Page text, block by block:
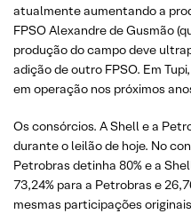
atualmente aumentando a
FPSO Alexandre de Gusmão
produção do campo deve
adição de outro FPSO. Em
em operação nos próximos
Os consórcios. A Shell e a
durante o leilão de hoje. No
Petrobras detinha 80% e a
73,24% para a Petrobras e
mesmas participações